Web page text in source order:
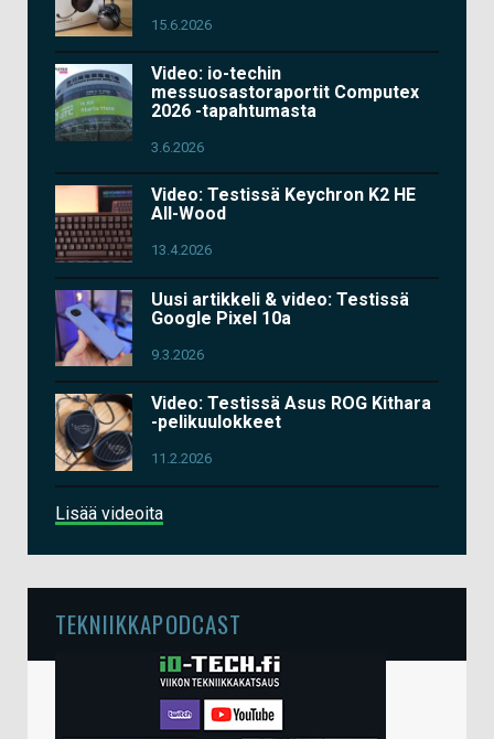
15.6.2026
Video: io-techin
messuosastoraportit Computex
2026 -tapahtumasta
3.6.2026
Video: Testissä Keychron K2 HE
All-Wood
13.4.2026
Uusi artikkeli & video: Testissä
Google Pixel 10a
9.3.2026
Video: Testissä Asus ROG Kithara
-pelikuulokkeet
11.2.2026
Lisää videoita
TEKNIIKKAPODCAST